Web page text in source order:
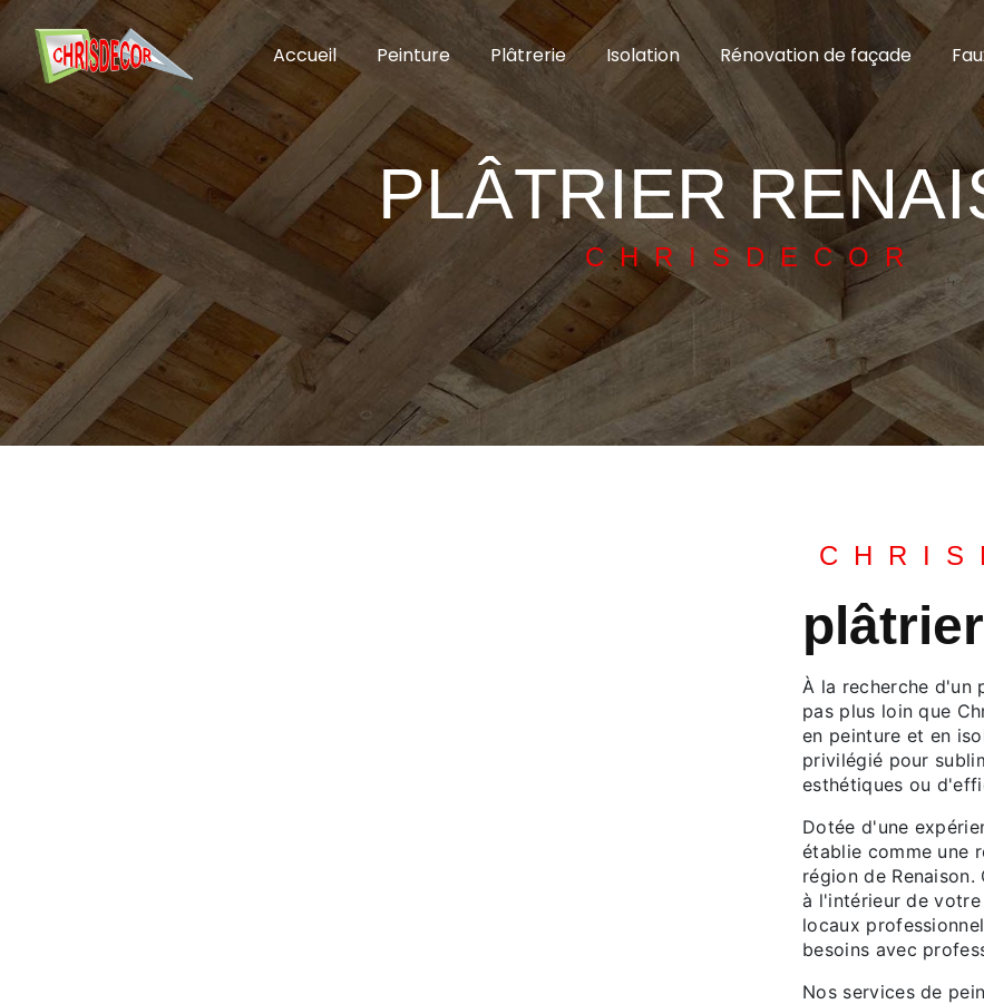
Accueil Peinture Plâtrerie Isolation Rénovation de façade
PLÂTRIER
CHRISDECOR
À la recherche d'un
pas plus loin que
en peinture et en
privilégié pour
esthétiques ou
Dotée d'une
établie comme une
région de
à l'intérieur de
locaux
besoins avec
Nos services de
Panneau de gestion des cookies